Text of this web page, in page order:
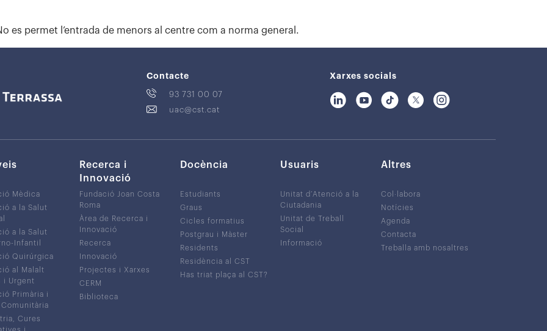
es permet l’entrada de menors al centre com a norma general.
Contacte
93 731 00 07
uac@cst.cat
Xarxes socials
Mèdica
a la Salut
a la Salut
Infantil
Quirúrgica
al Malalt
i Urgent
Primària i
Cures
Recerca i
Innovació
Fundació Joan Costa
Roma
Àrea de Recerca i
Innovació
Recerca
Innovació
Projectes i Xarxes
CERM
Biblioteca
Docència
Estudiants
Graus
Cicles formatius
Postgrau i Màster
Residents
Residència al CST
Has triat plaça al CST?
Usuaris
Unitat d’Atenció a la
Ciutadania
Unitat de Treball
Social
Informació
Altres
Col·labora
Notícies
Agenda
Contacta
Treballa amb nosaltres